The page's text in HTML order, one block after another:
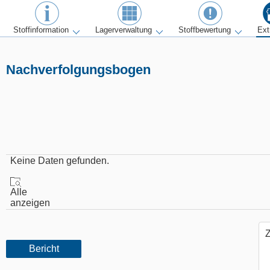
Stoffinformation Lagerverwaltung Stoffbewertung
Nachverfolgungsbogen
Keine Daten gefunden.
Alle
anzeigen